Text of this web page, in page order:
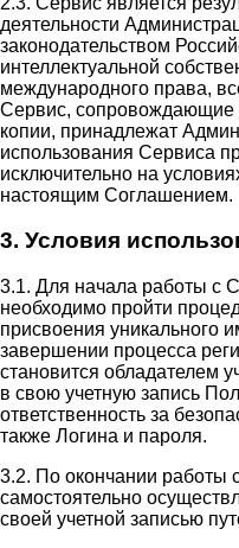
деятельности
законодательством
интеллектуальной
международного права,
Сервис, сопровождающие
копии, принадлежат
использования Сервиса
исключительно на
настоящим Соглашением.
3. Условия
3.1. Для начала работы с
необходимо пройти
присвоения уникального
завершении процесса
становится обладателем
в свою учетную запись
ответственность за
также Логина и пароля.
3.2. По окончании работы
самостоятельно
своей учетной записью